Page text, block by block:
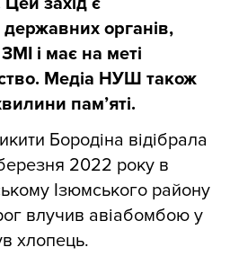
органів,
і має на меті
Медіа НУШ також
пам’яті.
Бородіна відібрала
2022 року в
Ізюмського району
влучив авіабомбою у
хлопець.